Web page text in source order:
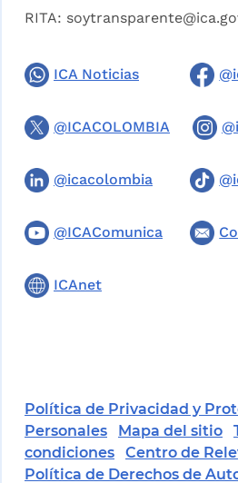
RITA:
ICA Noticias
@ICACOLOMBIA
@icacolombia
@ICAComunica
ICAnet
Política de Privacidad y
Personales
Mapa del sitio
condiciones
Centro de
Política de Derechos de